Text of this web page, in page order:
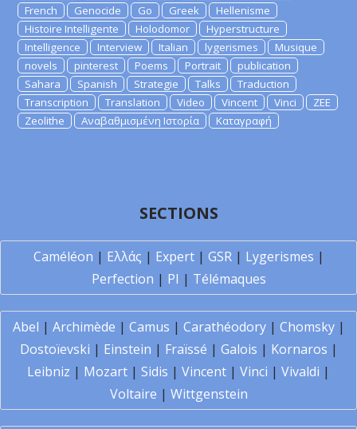
French
Genocide Go Greek
Hellenisme
Histoire Intelligente
Holodomor
Hyperstructure
Intelligence
Interview Italian lygerismes
Musique
novels
pinterest Poems Portrait
publication
Sahara
Spanish Strategie Talks
Traduction
Transcription
Translation Video Vincent Vinci
ZEE
Zeolithe
Αναβαθμισμένη Ιστορία Καταγραφή
SECTIONS
Caméléon | Ελλάς | Expert| GSR| Lygerismes |
Perfection | PI | Télémaques
Abel | Archimède | Camus | Carathéodory| Chomsky|
Dostoïevski | Einstein | Fraïssé | Galois | Kornaros |
Leibniz | Mozart | Sidis | Vincent | Vinci | Vivaldi |
Voltaire | Wittgenstein